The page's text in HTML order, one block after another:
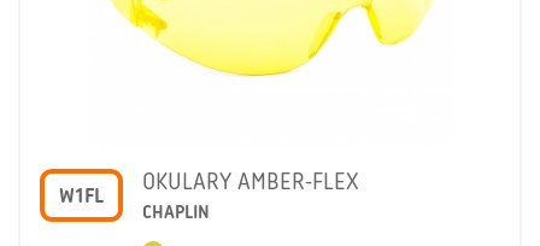
W1FL
OKULARY AMBER-FLEX
CHAPLIN